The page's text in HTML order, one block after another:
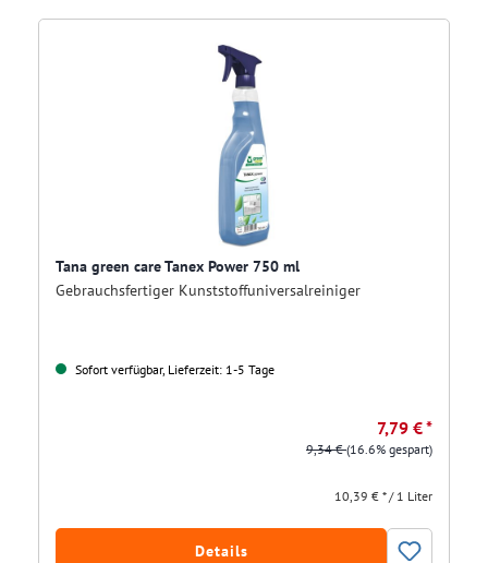
Tana green care Tanex Power 750 ml
Gebrauchsfertiger Kunststoffuniversalreiniger
Sofort verfügbar, Lieferzeit: 1-5 Tage
7,79 € *
9,34 €(16.6% gespart)
10,39 € * / 1 Liter
Details